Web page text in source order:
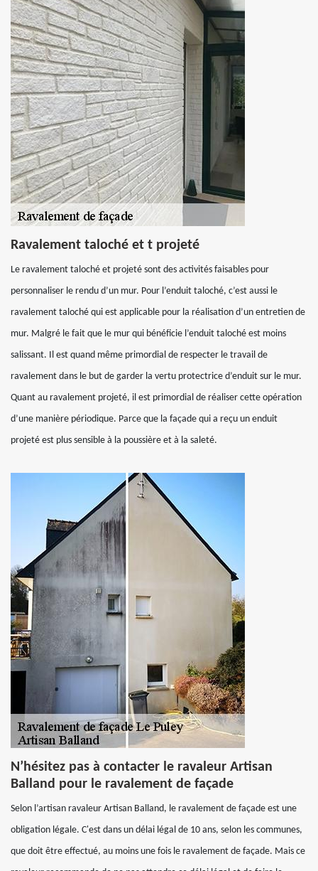
Ravalement taloché et t projeté
Le ravalement taloché et projeté sont des activités faisables pour
personnaliser le rendu d’un mur. Pour l’enduit taloché, c’est aussi le
ravalement taloché qui est applicable pour la réalisation d’un entretien de
mur. Malgré le fait que le mur qui bénéficie l’enduit taloché est moins
salissant. Il est quand même primordial de respecter le travail de
ravalement dans le but de garder la vertu protectrice d’enduit sur le mur.
Quant au ravalement projeté, il est primordial de réaliser cette opération
d’une manière périodique. Parce que la façade qui a reçu un enduit
projeté est plus sensible à la poussière et à la saleté.
N’hésitez pas à contacter le ravaleur Artisan
Balland pour le ravalement de façade
Selon l’artisan ravaleur Artisan Balland, le ravalement de façade est une
obligation légale. C'est dans un délai légal de 10 ans, selon les communes,
que doit être effectué, au moins une fois le ravalement de façade. Mais ce